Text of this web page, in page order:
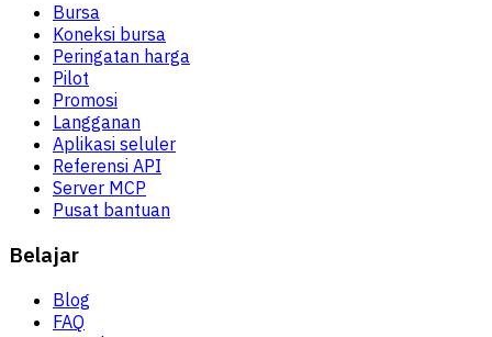
Bursa
Koneksi bursa
Peringatan harga
Pilot
Promosi
Langganan
Aplikasi seluler
Referensi API
Server MCP
Pusat bantuan
Belajar
Blog
FAQ